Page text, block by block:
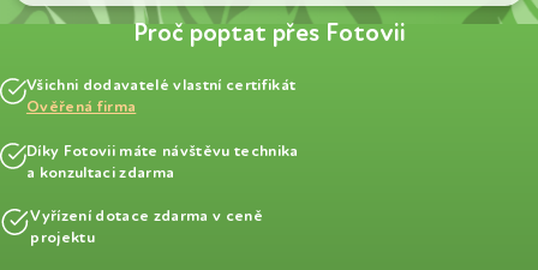
Proč poptat přes Fotovii
Všichni dodavatelé vlastní certifikát
Ověřená firma
Díky Fotovii máte návštěvu technika
a konzultaci zdarma
Vyřízení dotace zdarma v ceně
projektu